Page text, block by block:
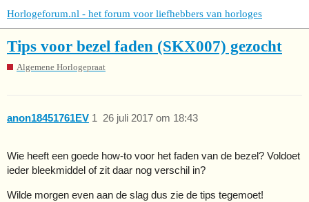
Horlogeforum.nl - het forum voor liefhebbers van horloges
Tips voor bezel faden (SKX007) gezocht
Algemene Horlogepraat
anon18451761EV 26 juli 2017 om 18:43
1
Wie heeft een goede how-to voor het faden van de bezel? Voldoet
ieder bleekmiddel of zit daar nog verschil in?
Wilde morgen even aan de slag dus zie de tips tegemoet!